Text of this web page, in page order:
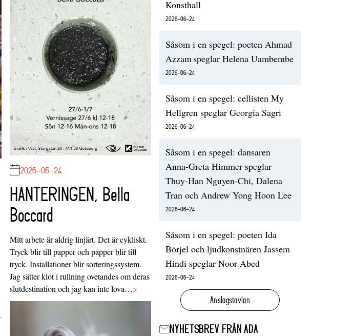
2026-06-24
HANTERINGEN, Bella
Boccard
Mitt arbete är aldrig linjärt. Det är cykliskt.
Tryck blir till papper och papper blir till
tryck. Installationer blir sorteringssystem.
Jag sätter klot i rullning ovetandes om deras
slutdestination och jag kan inte lova…>
Konsthall
2026-06-24
Såsom i en spegel: poeten Ahmad
Azzam speglar Helena Uambembe
2026-06-24
Såsom i en spegel: cellisten My
Hellgren speglar Georgia Sagri
2026-06-24
Såsom i en spegel: dansaren
Anna-Greta Himmer speglar
Thuy-Han Nguyen-Chi, Dalena
Tran och Andrew Yong Hoon Lee
2026-06-24
Såsom i en spegel: poeten Ida
Börjel och ljudkonstnären Jassem
Hindi speglar Noor Abed
2026-06-24
Anslagstavlan
NYHETSBREV FRÅN ADA